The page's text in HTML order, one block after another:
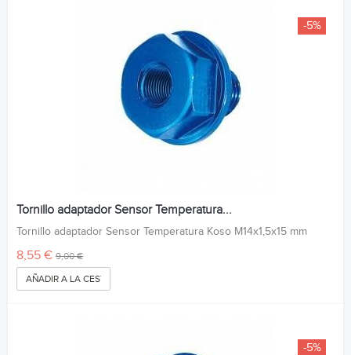
-5%
Tornillo adaptador Sensor Temperatura...
Tornillo adaptador Sensor Temperatura Koso M14x1,5x15 mm
8,55 € 9,00 €
AÑADIR A LA CESTA
-5%